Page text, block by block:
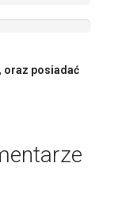
oraz posiadać